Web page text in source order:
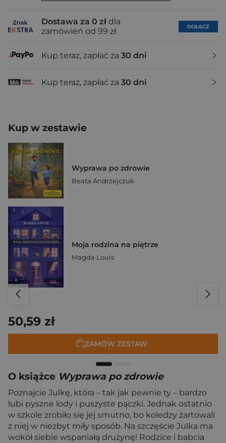
Dostawa za 0 zł dla
zamówień od 99 zł
DOŁĄCZ
Kup teraz, zapłać za 30 dni
Kup teraz, zapłać za 30 dni
Kup w zestawie
Wyprawa po zdrowie
Beata Andrzejczuk
Moja rodzina na piętrze
Magda Louis
50,59 zł
ZAMÓW ZESTAW
O książce Wyprawa po zdrowie
Poznajcie Julkę, która – tak jak pewnie ty – bardzo
lubi pyszne lody i puszyste pączki. Jednak ostatnio
w szkole zrobiło się jej smutno, bo koledzy żartowali
z niej w niezbyt miły sposób. Na szczęście Julka ma
wokół siebie wspaniałą drużynę! Rodzice i babcia